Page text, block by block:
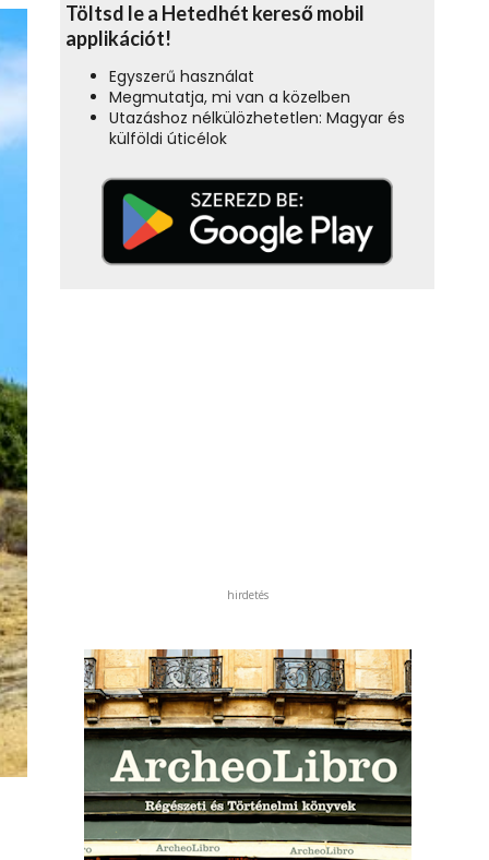
Töltsd le a Hetedhét kereső mobil
applikációt!
Egyszerű használat
Megmutatja, mi van a közelben
Utazáshoz nélkülözhetetlen: Magyar és
külföldi úticélok
hirdetés